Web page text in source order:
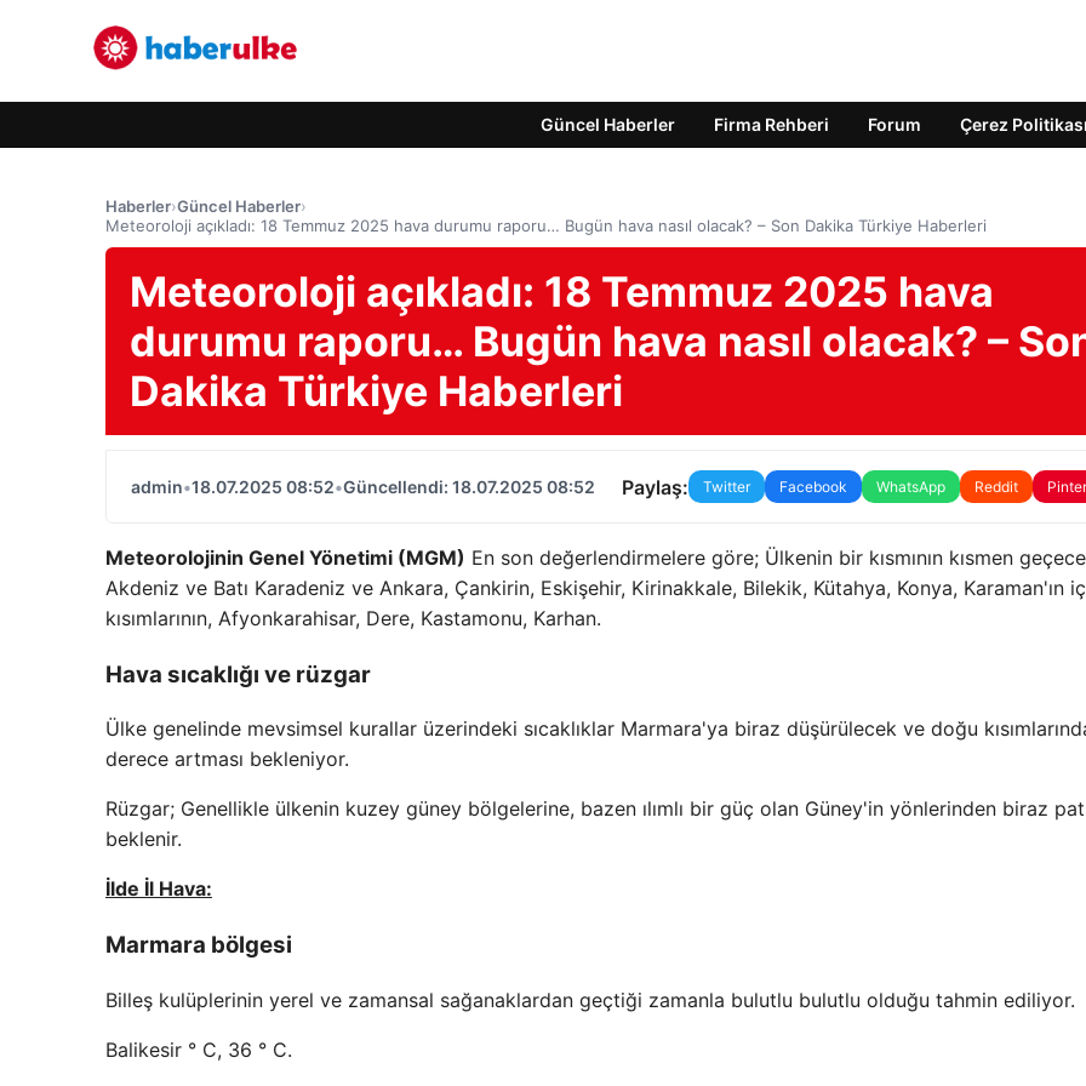
Güncel Haberler Firma Rehberi Forum Çerez Politikası
Haberler›Güncel Haberler›
Meteoroloji açıkladı: 18 Temmuz 2025 hava durumu raporu… Bugün hava nasıl olacak? – Son Dakika Türkiye Haberleri
Meteoroloji açıkladı: 18 Temmuz 2025 hava
durumu raporu… Bugün hava nasıl olacak? –
Dakika Türkiye Haberleri
admin•18.07.2025 08:52•Güncellendi: 18.07.2025 08:52 Paylaş: Twitter Facebook WhatsApp Reddit
Meteorolojinin Genel Yönetimi (MGM) En son değerlendirmelere göre; Ülkenin bir kısmının kısmen
Akdeniz ve Batı Karadeniz ve Ankara, Çankirin, Eskişehir, Kirinakkale, Bilekik, Kütahya, Konya, Karaman'ın iç
kısımlarının, Afyonkarahisar, Dere, Kastamonu, Karhan.
Hava sıcaklığı ve rüzgar
Ülke genelinde mevsimsel kurallar üzerindeki sıcaklıklar Marmara'ya biraz düşürülecek ve doğu
derece artması bekleniyor.
Rüzgar; Genellikle ülkenin kuzey güney bölgelerine, bazen ılımlı bir güç olan Güney'in yönlerinden biraz
beklenir.
İlde İl Hava:
Marmara bölgesi
Billeş kulüplerinin yerel ve zamansal sağanaklardan geçtiği zamanla bulutlu bulutlu olduğu tahmin ediliyor.
Balikesir ° C, 36 ° C.